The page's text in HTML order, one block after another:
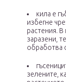
кила е
избегне
растения. В
заразени,
обработва
зелените,